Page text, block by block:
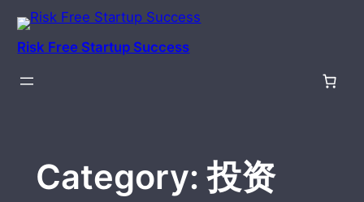
Skip
to
content
Risk Free Startup Success
Category:投资